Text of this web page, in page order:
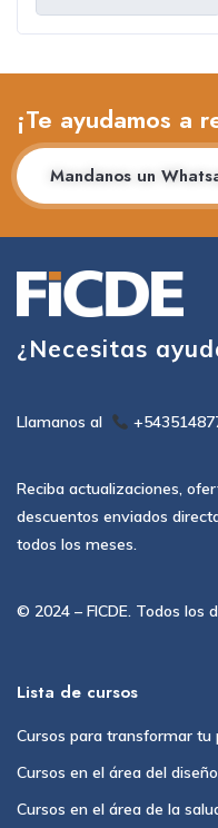
¡Te ayudamos a
Mandanos un
¿Necesitas
Llamanos al
Reciba actualizaciones,
descuentos enviados
todos los meses.
© 2024 – FICDE. Todos los
Lista de cursos
Cursos para transformar tu
Cursos en el área del
Cursos en el área de la